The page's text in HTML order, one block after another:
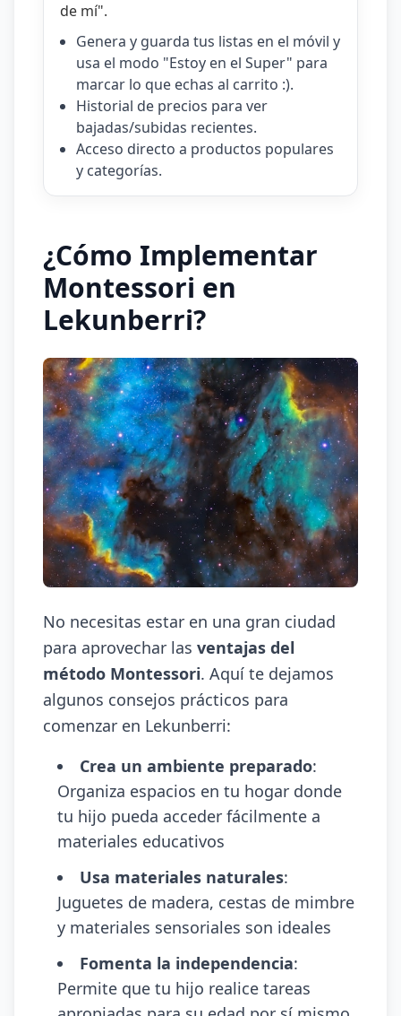
de mí".
Genera y guarda tus listas en el móvil y
usa el modo "Estoy en el Super" para
marcar lo que echas al carrito :).
Historial de precios para ver
bajadas/subidas recientes.
Acceso directo a productos populares
y categorías.
¿Cómo Implementar
Montessori en
Lekunberri?
No necesitas estar en una gran ciudad
para aprovechar las ventajas del
método Montessori. Aquí te dejamos
algunos consejos prácticos para
comenzar en Lekunberri:
Crea un ambiente preparado:
Organiza espacios en tu hogar donde
tu hijo pueda acceder fácilmente a
materiales educativos
Usa materiales naturales:
Juguetes de madera, cestas de mimbre
y materiales sensoriales son ideales
Fomenta la independencia:
Permite que tu hijo realice tareas